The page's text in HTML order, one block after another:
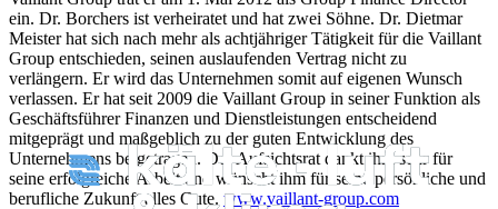
ein. Dr. Borchers ist verheiratet und hat zwei Söhne. Dr. Dietmar
Meister hat sich nach mehr als achtjähriger Tätigkeit für die Vaillant
Group entschieden, seinen auslaufenden Vertrag nicht zu
verlängern. Er wird das Unternehmen somit auf eigenen Wunsch
verlassen. Er hat seit 2009 die Vaillant Group in seiner Funktion als
Geschäftsführer Finanzen und Dienstleistungen entscheidend
mitgeprägt und maßgeblich zu der guten Entwicklung des
Unternehmens beigetragen. Der Aufsichtsrat dankt ihm sehr für
seine erfolgreiche Arbeit und wünscht ihm für seine persönliche und
berufliche Zukunft alles Gute. www.vaillant-group.com